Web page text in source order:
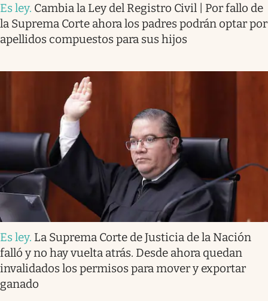
Es ley. Cambia la Ley del Registro Civil | Por fallo de
la Suprema Corte ahora los padres podrán optar por
apellidos compuestos para sus hijos
Es ley. La Suprema Corte de Justicia de la Nación
falló y no hay vuelta atrás. Desde ahora quedan
invalidados los permisos para mover y exportar
ganado